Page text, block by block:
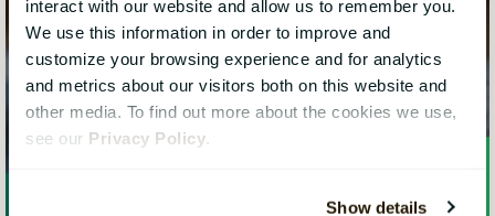
interact with our website and allow us to remember you.
We use this information in order to improve and
customize your browsing experience and for analytics
and metrics about our visitors both on this website and
other media. To find out more about the cookies we use,
see our Privacy Policy
Show details